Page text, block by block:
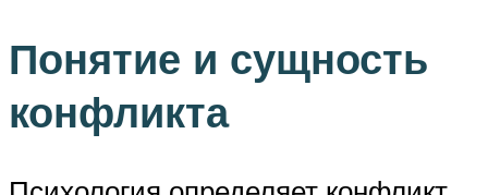
Понятие и сущность
конфликта